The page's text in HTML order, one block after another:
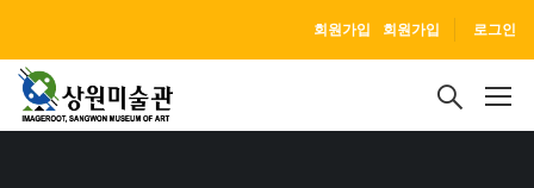
회원가입 로그인
회원가입